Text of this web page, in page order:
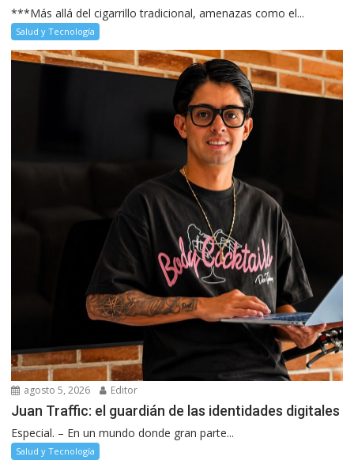
***Más allá del cigarrillo tradicional, amenazas como el...
Salud y Tecnología
agosto 5, 2026 Editor
Juan Traffic: el guardián de las identidades digitales
Especial. – En un mundo donde gran parte...
Salud y Tecnología